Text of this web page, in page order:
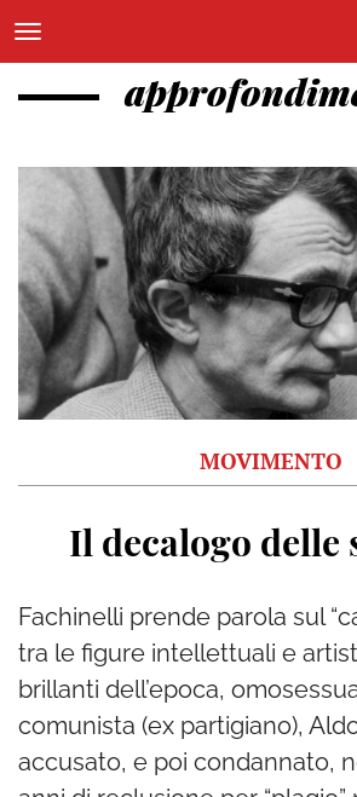
MOVIMENTO
Il decalogo delle
Fachinelli prende parola sul
tra le figure intellettuali e
brillanti dell’epoca,
comunista (ex partigiano),
accusato, e poi condannato,